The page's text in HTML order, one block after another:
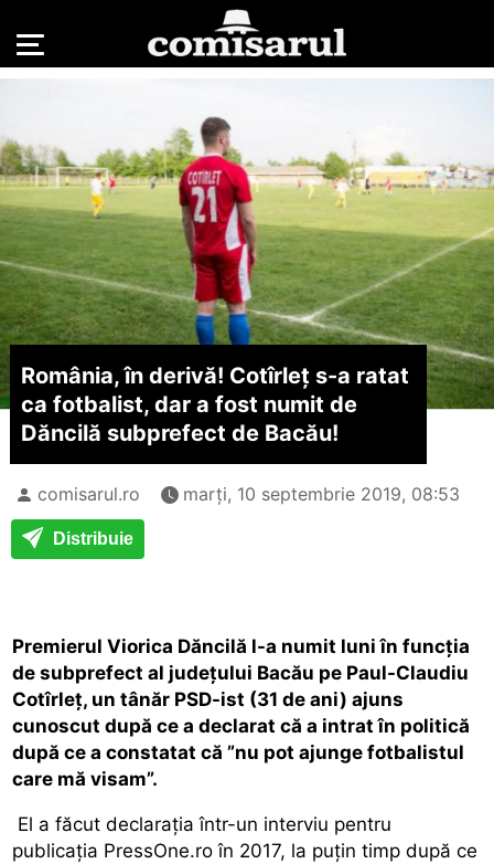
România, în derivă! Cotîrleț s-a ratat
ca fotbalist, dar a fost numit de
Dăncilă subprefect de Bacău!
comisarul.ro marți, 10 septembrie 2019, 08:53
Distribuie
Premierul Viorica Dăncilă l-a numit luni în funcția
de subprefect al județului Bacău pe Paul-Claudiu
Cotîrleț, un tânăr PSD-ist (31 de ani) ajuns
cunoscut după ce a declarat că a intrat în politică
după ce a constatat că ”nu pot ajunge fotbalistul
care mă visam”.
El a făcut declarația într-un interviu pentru
publicația PressOne.ro în 2017, la puțin timp după ce